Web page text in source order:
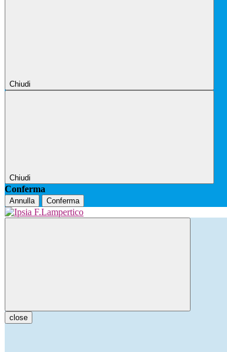
Chiudi
Chiudi
Conferma
Annulla Conferma
close